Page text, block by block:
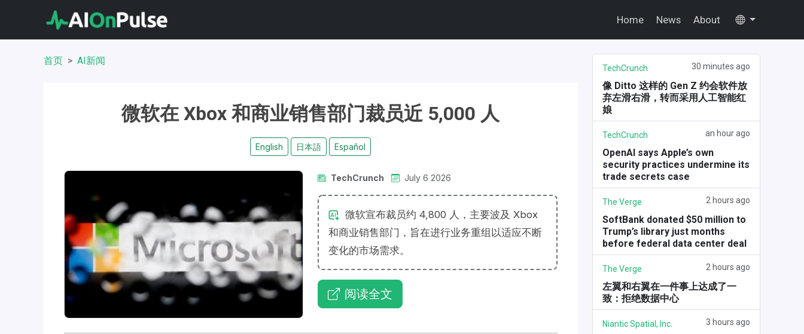
Home News About
首页 AI新闻
微软在 Xbox 和商业销售部门裁员近 5,000 人
English 日本語 Español
TechCrunch July 6 2026
微软宣布裁员约 4,800 人，主要波及 Xbox
和商业销售部门，旨在进行业务重组以适应不断
变化的市场需求。
阅读全文
TechCrunch 30 minutes ago
像 Ditto 这样的 Gen Z 约会软件放
弃左滑右滑，转而采用人工智能红
娘
TechCrunch an hour ago
OpenAI says Apple’s own
security practices undermine its
trade secrets case
The Verge 2 hours ago
SoftBank donated $50 million to
Trump’s library just months
before federal data center deal
The Verge 2 hours ago
左翼和右翼在一件事上达成了一
致：拒绝数据中心
Niantic Spatial, Inc. 3 hours ago